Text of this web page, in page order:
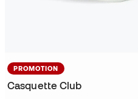
PROMOTION
Casquette Club